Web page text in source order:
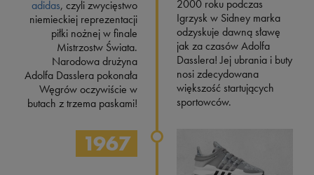
adidas, czyli zwycięstwo
niemieckiej reprezentacji
piłki nożnej w finale
Mistrzostw Świata.
Narodowa drużyna
Adolfa Dasslera pokonała
Węgrów oczywiście w
butach z trzema paskami!
1967
2000 roku podczas
Igrzysk w Sidney marka
odzyskuje dawną sławę
jak za czasów Adolfa
Dasslera! Jej ubrania i buty
nosi zdecydowana
większość startujących
sportowców.